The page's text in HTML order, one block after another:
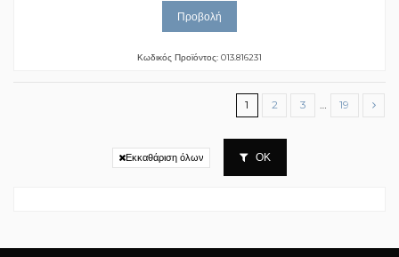
Προβολή
Κωδικός Προϊόντος: 013.816231
1 2 3 … 19
Εκκαθάριση όλων ΟΚ